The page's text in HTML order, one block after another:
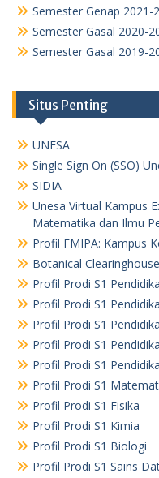
Semester Genap 2021-
Semester Gasal 2020-
Semester Gasal 2019-
Situs Penting
UNESA
Single Sign On (SSO)
SIDIA
Unesa Virtual Kampus
Matematika dan Ilmu
Profil FMIPA: Kampus
Botanical
Profil Prodi S1
Profil Prodi S1
Profil Prodi S1
Profil Prodi S1
Profil Prodi S1
Profil Prodi S1
Profil Prodi S1 Fisika
Profil Prodi S1 Kimia
Profil Prodi S1 Biologi
Profil Prodi S1 Sains